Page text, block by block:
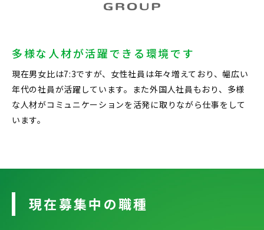
多様な人材が活躍できる環境です
現在男女比は7:3ですが、女性社員は年々増えており、幅広い
年代の社員が活躍しています。また外国人社員もおり、多様
な人材がコミュニケーションを活発に取りながら仕事をして
います。
現在募集中の職種